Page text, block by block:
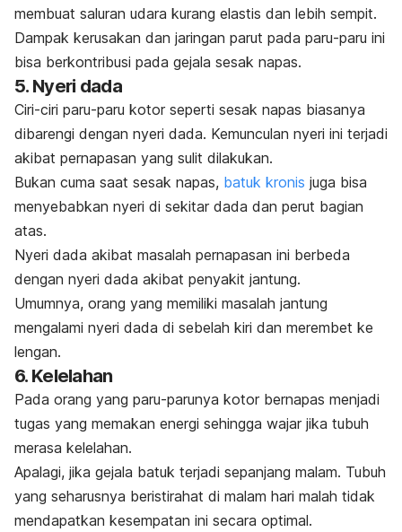
membuat saluran udara kurang elastis dan lebih sempit.
Dampak kerusakan dan jaringan parut pada paru-paru ini
bisa berkontribusi pada gejala sesak napas.
5. Nyeri dada
Ciri-ciri paru-paru kotor seperti sesak napas biasanya
dibarengi dengan nyeri dada. Kemunculan nyeri ini terjadi
akibat pernapasan yang sulit dilakukan.
Bukan cuma saat sesak napas, batuk kronis juga bisa
menyebabkan nyeri di sekitar dada dan perut bagian
atas.
Nyeri dada akibat masalah pernapasan ini berbeda
dengan nyeri dada akibat penyakit jantung.
Umumnya, orang yang memiliki masalah jantung
mengalami nyeri dada di sebelah kiri dan merembet ke
lengan.
6. Kelelahan
Pada orang yang paru-parunya kotor bernapas menjadi
tugas yang memakan energi sehingga wajar jika tubuh
merasa kelelahan.
Apalagi, jika gejala batuk terjadi sepanjang malam. Tubuh
yang seharusnya beristirahat di malam hari malah tidak
mendapatkan kesempatan ini secara optimal.